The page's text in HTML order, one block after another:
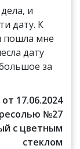
и
дату. К
пошла мне
дату
за
17.06.2024
№27
с цветным
стеклом